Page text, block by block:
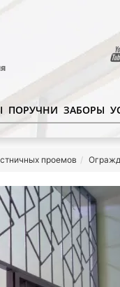
ПОРУЧНИ ЗАБОРЫ
проемов